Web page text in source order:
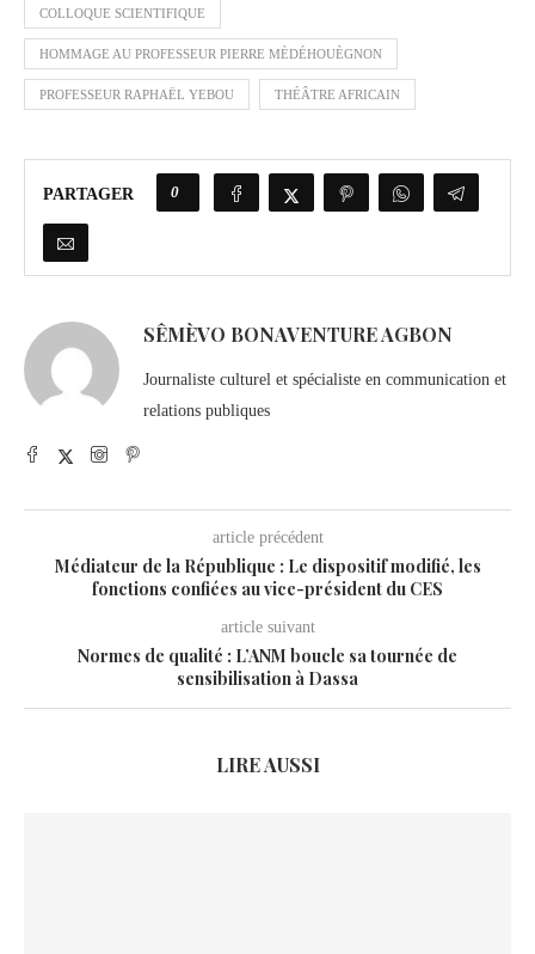
COLLOQUE SCIENTIFIQUE
HOMMAGE AU PROFESSEUR PIERRE MÈDÉHOUÈGNON
PROFESSEUR RAPHAËL YEBOU THÉÂTRE AFRICAIN
PARTAGER 0
SÊMÈVO BONAVENTURE AGBON
Journaliste culturel et spécialiste en communication et
relations publiques
article précédent
Médiateur de la République : Le dispositif modifié, les
fonctions confiées au vice-président du CES
article suivant
Normes de qualité : L’ANM boucle sa tournée de
sensibilisation à Dassa
LIRE AUSSI